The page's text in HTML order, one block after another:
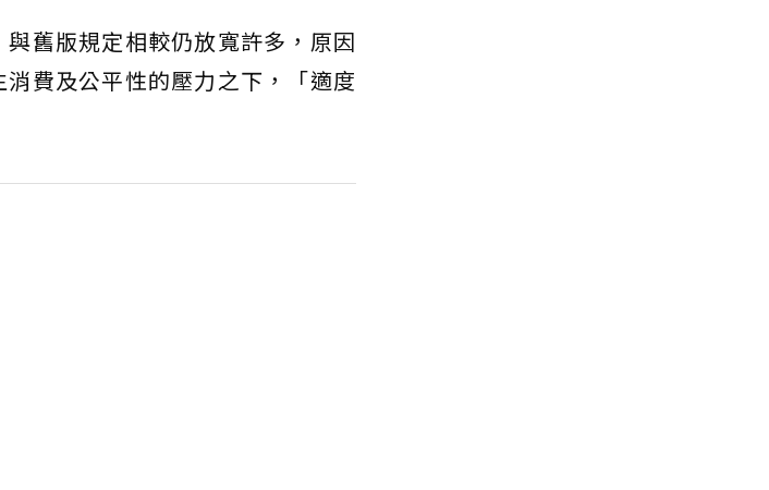
舊版規定相較仍放寬許多，原因
費及公平性的壓力之下，「適度